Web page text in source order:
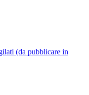
(da pubblicare in